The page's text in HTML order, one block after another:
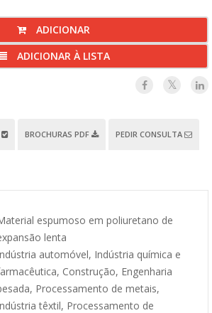
ADICIONAR
ADICIONAR À LISTA
BROCHURAS PDF PEDIR CONSULTA
espumoso em poliuretano de
lenta
automóvel, Indústria química e
Construção, Engenharia
Processamento de metais,
têxtil, Processamento de